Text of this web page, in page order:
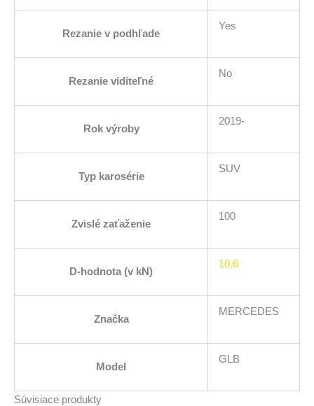
Rezanie v podhľade
Yes
Rezanie viditeľné
No
Rok výroby
2019-
Typ karosérie
SUV
Zvislé zaťaženie
100
D-hodnota (v kN)
10,6
Značka
MERCEDES
Model
GLB
Súvisiace produkty